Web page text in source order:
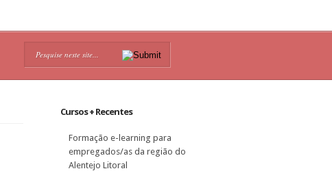
Cursos + Recentes
Formação e-learning para
empregados/as da região do
Alentejo Litoral